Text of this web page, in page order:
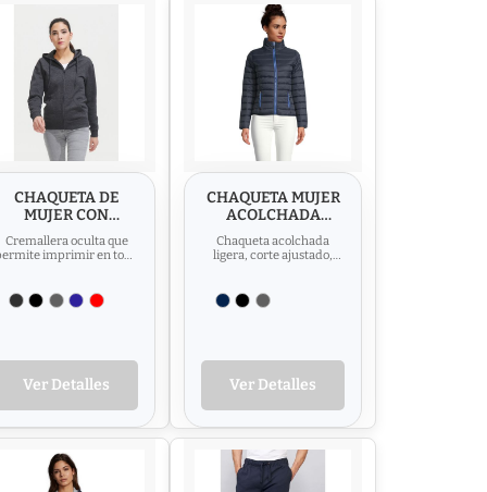
CHAQUETA DE
MUJER CON
CAPUCHA SOL'S
SEVEN WOMEN
Cremallera oculta que
imprimir en toda
Ver Detalles
CHAQUETA MUJER
ACOLCHADA
LIGERA SOL'S RIDE
WOMEN
Chaqueta acolchada
ligera, corte ajustado,
bolsillos...
Ver Detalles